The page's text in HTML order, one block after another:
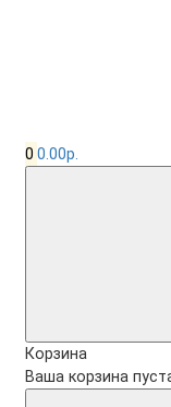
0 0.00р.
Корзина
Ваша корзина